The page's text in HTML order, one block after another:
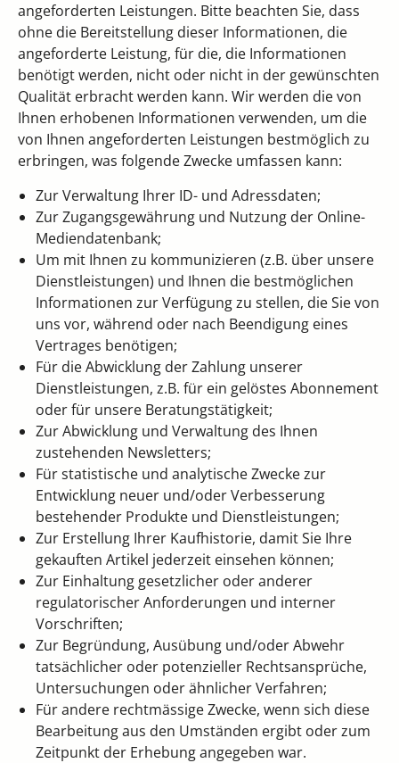
angeforderten Leistungen. Bitte beachten Sie, dass
ohne die Bereitstellung dieser Informationen, die
angeforderte Leistung, für die, die Informationen
benötigt werden, nicht oder nicht in der gewünschten
Qualität erbracht werden kann. Wir werden die von
Ihnen erhobenen Informationen verwenden, um die
von Ihnen angeforderten Leistungen bestmöglich zu
erbringen, was folgende Zwecke umfassen kann:
Zur Verwaltung Ihrer ID- und Adressdaten;
Zur Zugangsgewährung und Nutzung der Online-
Mediendatenbank;
Um mit Ihnen zu kommunizieren (z.B. über unsere
Dienstleistungen) und Ihnen die bestmöglichen
Informationen zur Verfügung zu stellen, die Sie von
uns vor, während oder nach Beendigung eines
Vertrages benötigen;
Für die Abwicklung der Zahlung unserer
Dienstleistungen, z.B. für ein gelöstes Abonnement
oder für unsere Beratungstätigkeit;
Zur Abwicklung und Verwaltung des Ihnen
zustehenden Newsletters;
Für statistische und analytische Zwecke zur
Entwicklung neuer und/oder Verbesserung
bestehender Produkte und Dienstleistungen;
Zur Erstellung Ihrer Kaufhistorie, damit Sie Ihre
gekauften Artikel jederzeit einsehen können;
Zur Einhaltung gesetzlicher oder anderer
regulatorischer Anforderungen und interner
Vorschriften;
Zur Begründung, Ausübung und/oder Abwehr
tatsächlicher oder potenzieller Rechtsansprüche,
Untersuchungen oder ähnlicher Verfahren;
Für andere rechtmässige Zwecke, wenn sich diese
Bearbeitung aus den Umständen ergibt oder zum
Zeitpunkt der Erhebung angegeben war.